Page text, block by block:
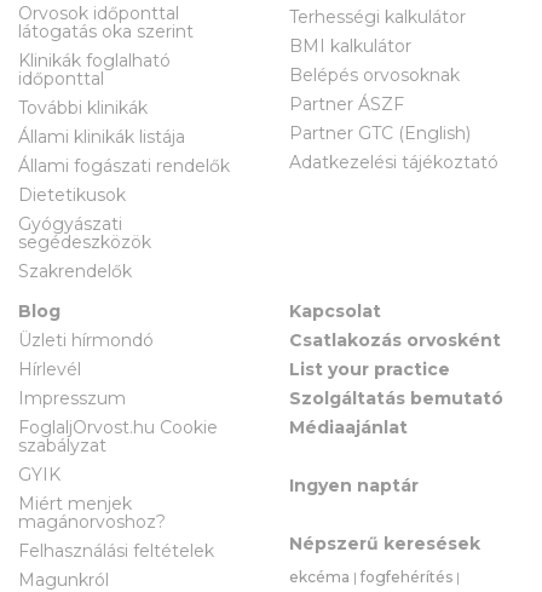
Orvosok időponttal
látogatás oka szerint
Klinikák foglalható
időponttal
További klinikák
Állami klinikák listája
Állami fogászati rendelők
Dietetikusok
Gyógyászati
segédeszközök
Szakrendelők
Terhességi kalkulátor
BMI kalkulátor
Belépés orvosoknak
Partner ÁSZF
Partner GTC (English)
Adatkezelési tájékoztató
Blog
Üzleti hírmondó
Hírlevél
Impresszum
FoglaljOrvost.hu Cookie
szabályzat
GYIK
Miért menjek
magánorvoshoz?
Felhasználási feltételek
Magunkról
Kapcsolat
Csatlakozás orvosként
List your practice
Szolgáltatás bemutató
Médiaajánlat
Ingyen naptár
Népszerű keresések
ekcéma |fogfehérítés |